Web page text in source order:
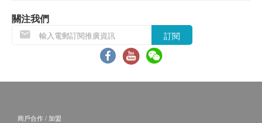
實蟲草雙管齊下補肺益腎、紓緩痰多咳嗽、
改善鼻敏感徵狀、增強免疫力及抵抗力。
緩解心悸氣促及補血氣 - 冬蟲夏草、人蔘
蟲草對血液中的膽固醇和甘油三酯可以有效
有損毀情況，一經確認簽收，恕不接受退換。
退換產品必須包裝完整，如退換之產品有任何殘缺
或過期退回，供應商有權不受理。
如有其他損壞或遺漏查詢，顧客必須保留有效收據
正本，並於送貨後3個工作天內按下列方式聯絡
電郵：cs@asana360global.com
關注我們
訂閱
商戶合作 / 加盟